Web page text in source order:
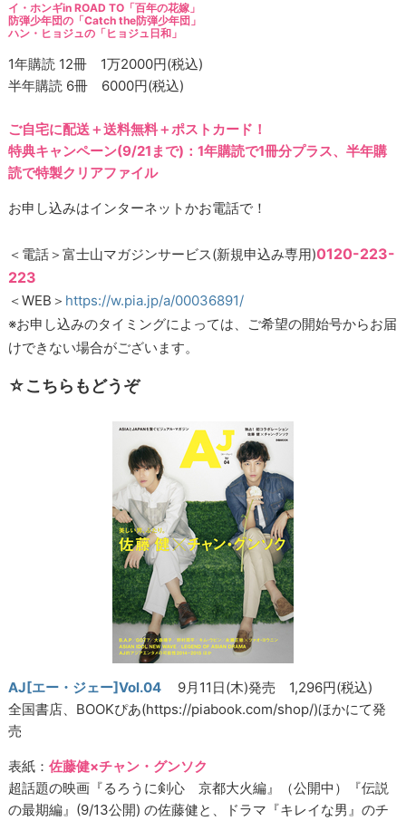
イ・ホンギin ROAD TO「百年の花嫁」
防弾少年団の「Catch the防弾少年団」
ハン・ヒョジュの「ヒョジュ日和」
1年購読 12冊 1万2000円(税込)
半年購読 6冊 6000円(税込)
ご自宅に配送＋送料無料＋ポストカード！
特典キャンペーン(9/21まで)：1年購読で1冊分プラス、半年購
読で特製クリアファイル
お申し込みはインターネットかお電話で！
＜電話＞富士山マガジンサービス(新規申込み専用)0120-223-
223
＜WEB＞ https://w.pia.jp/a/00036891/
※お申し込みのタイミングによっては、ご希望の開始号からお届
けできない場合がございます。
☆こちらもどうぞ
AJ[エー・ジェー]Vol.04
9月11日(木)発売 1,296円(税込)
全国書店、BOOKぴあ(https://piabook.com/shop/)ほかにて発
売
表紙：佐藤健×チャン・グンソク
超話題の映画『るろうに剣心 京都大火編』（公開中）『伝説
の最期編』(9/13公開) の佐藤健と、ドラマ『キレイな男』のチ